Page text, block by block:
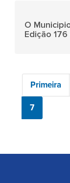
O
Edição
Primeira
7